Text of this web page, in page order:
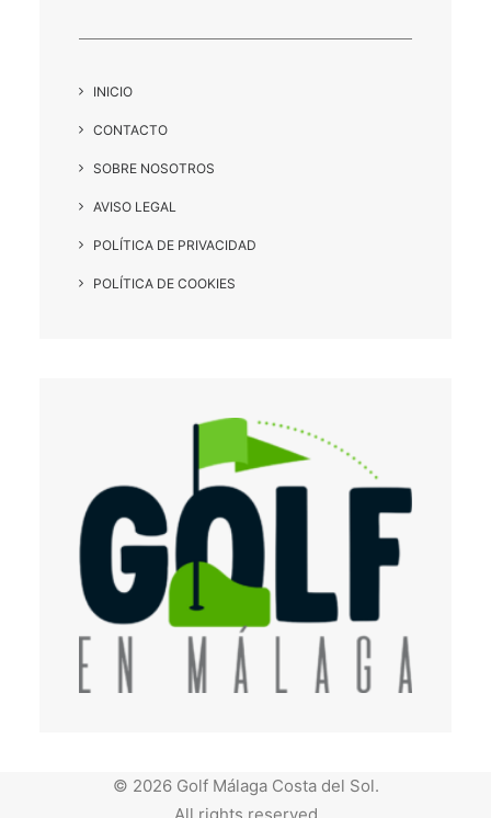
INICIO
CONTACTO
SOBRE NOSOTROS
AVISO LEGAL
POLÍTICA DE PRIVACIDAD
POLÍTICA DE COOKIES
© 2026 Golf Málaga Costa del Sol.